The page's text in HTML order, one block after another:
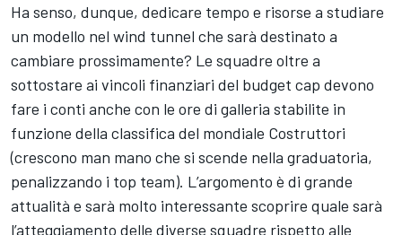
Ha senso, dunque, dedicare tempo e risorse a studiare
un modello nel wind tunnel che sarà destinato a
cambiare prossimamente? Le squadre oltre a
sottostare ai vincoli finanziari del budget cap devono
fare i conti anche con le ore di galleria stabilite in
funzione della classifica del mondiale Costruttori
(crescono man mano che si scende nella graduatoria,
penalizzando i top team). L’argomento è di grande
attualità e sarà molto interessante scoprire quale sarà
l’atteggiamento delle diverse squadre rispetto alle